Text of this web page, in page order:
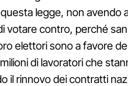
legge, non avendo
votare contro, perché
elettori sono a favore
di lavoratori che
il rinnovo dei contratti